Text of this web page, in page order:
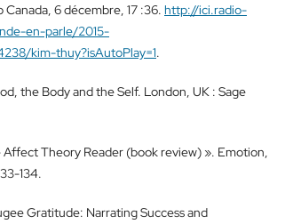
Canada, 6 décembre, 17 :36. http://ici.radio-
en-parle/2015-
kim-thuy?isAutoPlay=1.
the Body and the Self. London, UK : Sage
Affect Theory Reader (book review) ». Emotion,
134.
Gratitude: Narrating Success and